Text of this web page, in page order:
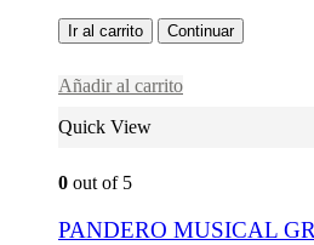
Ir al carrito Continuar
Añadir al carrito
Quick View
0 out of 5
PANDERO MUSICAL